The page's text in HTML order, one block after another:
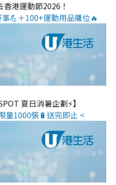
香港運動節2026！
💪＋100+運動用品攤位🔥
夏日消暑企劃⚡】
量1000張🔋送完即止 <